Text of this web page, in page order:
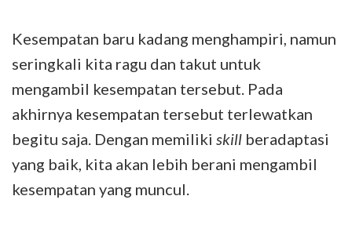
Kesempatan baru kadang menghampiri, namun
seringkali kita ragu dan takut untuk
mengambil kesempatan tersebut. Pada
akhirnya kesempatan tersebut terlewatkan
begitu saja. Dengan memiliki skill beradaptasi
yang baik, kita akan lebih berani mengambil
kesempatan yang muncul.